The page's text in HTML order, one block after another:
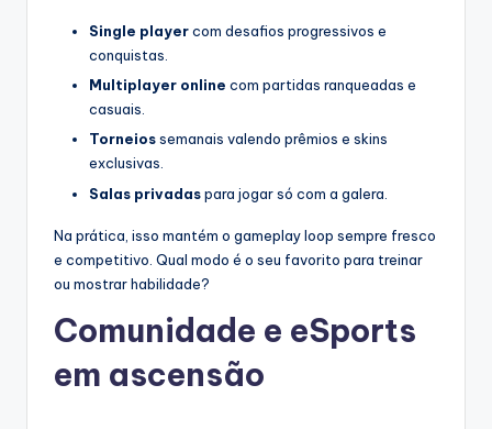
Single playercom desafios progressivos e
conquistas.
Multiplayer online com partidas ranqueadas e
casuais.
Torneiossemanais valendo prêmios e skins
exclusivas.
Salas privadaspara jogar só com a galera.
Na prática, isso mantém o gameplay loop sempre fresco
e competitivo. Qual modo é o seu favorito para treinar
ou mostrar habilidade?
Comunidade e eSports
em ascensão